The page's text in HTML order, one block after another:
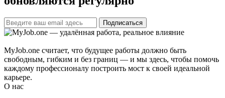
Подписаться
MyJob.one считает, что будущее работы должно быть
свободным, гибким и без границ — и мы здесь, чтобы помочь
каждому профессионалу построить мост к своей идеальной
карьере.
О нас